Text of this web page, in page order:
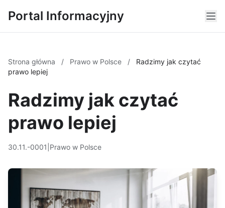
Portal Informacyjny
Strona główna / Prawo w Polsce /
Radzimy jak czytać
prawo lepiej
Radzimy jak czytać
prawo lepiej
30.11.-0001 Prawo w Polsce